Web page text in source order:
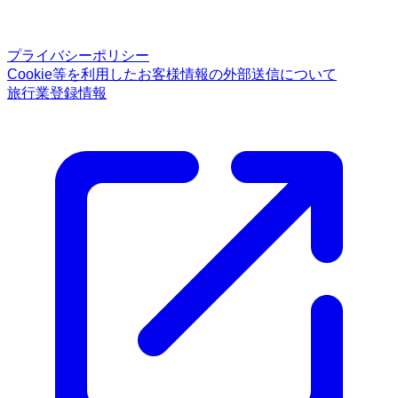
プライバシーポリシー
Cookie等を利用したお客様情報の外部送信について
旅行業登録情報